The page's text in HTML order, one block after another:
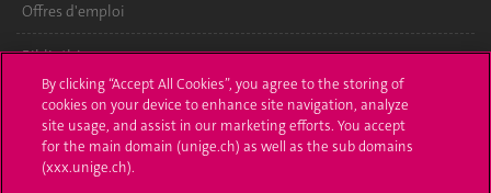
Offres d'emploi
Bibliothèque
Calendrier académique
Médias sociaux UNIGE
By clicking “Accept All Cookies”, you agree to the storing of
cookies on your device to enhance site navigation, analyze
site usage, and assist in our marketing efforts. You accept
for the main domain (unige.ch) as well as the sub domains
(xxx.unige.ch).